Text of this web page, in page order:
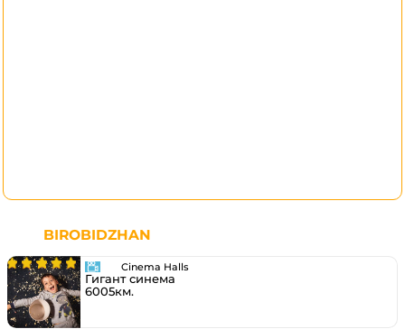
BIROBIDZHAN
Cinema Halls
Гигант синема
6005км.